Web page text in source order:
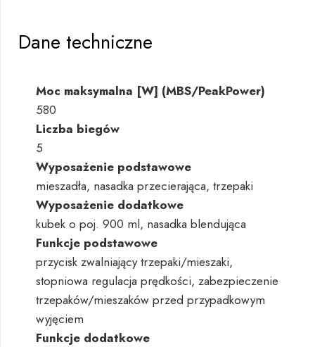
Dane techniczne
Moc maksymalna [W] (MBS/PeakPower)
580
Liczba biegów
5
Wyposażenie podstawowe
mieszadła, nasadka przecierająca, trzepaki
Wyposażenie dodatkowe
kubek o poj. 900 ml, nasadka blendująca
Funkcje podstawowe
przycisk zwalniający trzepaki/mieszaki,
stopniowa regulacja prędkości, zabezpieczenie
trzepaków/mieszaków przed przypadkowym
wyjęciem
Funkcje dodatkowe